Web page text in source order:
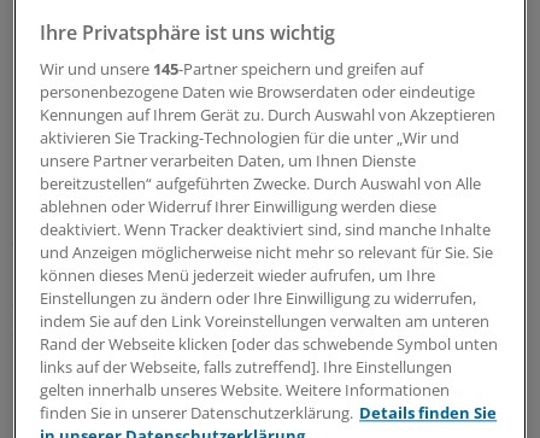
Erfolg mit Komplexmittel zur Therapie bei
Rhinosinusitis
In einer Placebo-kontrollierten Studie bei 144 Patienten
mit Rhinosinusitis hat sich das Komplexmittel Cinnabaris
Pentarkan® H mit den Komponenten Cinnabaris D3,
Echinacea D1, Hydrastis D3 und Kalium bichromicum D3
bewährt. Die Therapie mit dem Komplexmittel führte bei
90 Prozent der Patienten zu vollständiger
Beschwerdefreiheit und bei weiteren gut 8 Prozent zu
einer signifikanten Besserung. In der Placebo-Gruppe
dagegen hatten sich die Beschwerden bei den meisten
Patienten verschlechtert.
0
Ihre Privatsphäre ist uns wichtig
Wir und unsere 145-Partner speichern und greifen auf
personenbezogene Daten wie Browserdaten oder eindeutige
Kennungen auf Ihrem Gerät zu. Durch Auswahl von Akzeptieren
aktivieren Sie Tracking-Technologien für die unter „Wir und
unsere Partner verarbeiten Daten, um Ihnen Dienste
bereitzustellen“ aufgeführten Zwecke. Durch Auswahl von Alle
ablehnen oder Widerruf Ihrer Einwilligung werden diese
deaktiviert. Wenn Tracker deaktiviert sind, sind manche Inhalte
und Anzeigen möglicherweise nicht mehr so relevant für Sie. Sie
können dieses Menü jederzeit wieder aufrufen, um Ihre
Einstellungen zu ändern oder Ihre Einwilligung zu widerrufen,
indem Sie auf den Link Voreinstellungen verwalten am unteren
Rand der Webseite klicken [oder das schwebende Symbol unten
links auf der Webseite, falls zutreffend]. Ihre Einstellungen
gelten innerhalb unseres Website. Weitere Informationen
finden Sie in unserer Datenschutzerklärung. Details finden Sie